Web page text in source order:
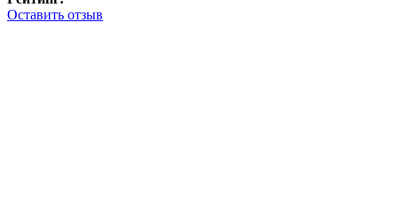
Оставить отзыв